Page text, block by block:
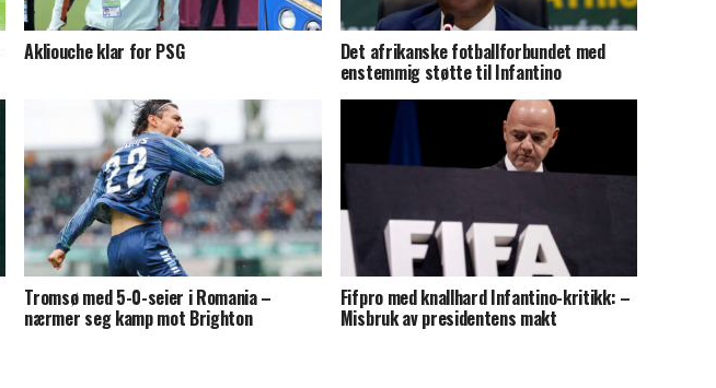
Akliouche klar for PSG Det afrikanske fotballforbundet med
enstemmig støtte til Infantino
Tromsø med 5-0-seier i Romania –
nærmer seg kamp mot Brighton
Fifpro med knallhard Infantino-kritikk: –
Misbruk av presidentens makt